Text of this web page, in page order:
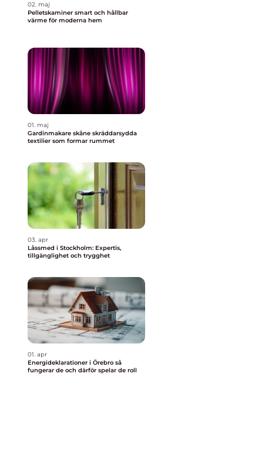
02. maj
Pelletskaminer smart och hållbar
värme för moderna hem
01. maj
Gardinmakare skåne skräddarsydda
textilier som formar rummet
03. apr
Låssmed i Stockholm: Expertis,
tillgänglighet och trygghet
01. apr
Energideklarationer i Örebro så
fungerar de och därför spelar de roll